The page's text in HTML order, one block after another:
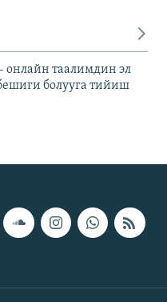
онлайн таалимдин эл
болууга тийиш